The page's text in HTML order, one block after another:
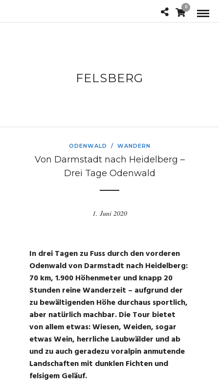
0
FELSBERG
ODENWALD / WANDERN
Von Darmstadt nach Heidelberg –
Drei Tage Odenwald
1. Juni 2020
In drei Tagen zu Fuss durch den vorderen
Odenwald von Darmstadt nach Heidelberg:
70 km, 1.900 Höhenmeter und knapp 20
Stunden reine Wanderzeit – aufgrund der
zu bewältigenden Höhe durchaus sportlich,
aber natürlich machbar. Die Tour bietet
von allem etwas: Wiesen, Weiden, sogar
etwas Wein, herrliche Laubwälder und ab
und zu auch geradezu voralpin anmutende
Landschaften mit dunklen Fichten und
felsigem Geläuf.